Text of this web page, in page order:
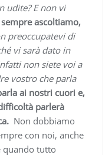
udite? E non vi
ascoltiamo,
preoccupatevi di
vi sarà dato in
non siete voi a
vostro che parla
ai nostri cuori e,
parlerà
Non dobbiamo
con noi, anche
quando tutto